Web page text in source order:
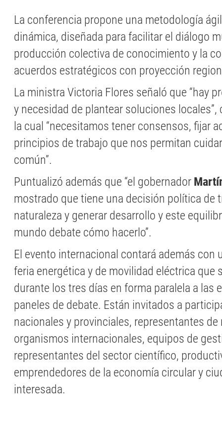
La conferencia propone una metodología
dinámica, diseñada para facilitar el diálogo
producción colectiva de conocimiento y la
acuerdos estratégicos con proyección
La ministra Victoria Flores señaló que “hay
y necesidad de plantear soluciones
la cual “necesitamos tener consensos, fijar
principios de trabajo que nos permitan
común”.
Puntualizó además que “el gobernador
mostrado que tiene una decisión política de
naturaleza y generar desarrollo y este
mundo debate cómo hacerlo”.
El evento internacional contará además con
feria energética y de movilidad eléctrica que
durante los tres días en forma paralela a las
paneles de debate. Están invitados a
nacionales y provinciales, representantes de
organismos internacionales, equipos de
representantes del sector científico,
emprendedores de la economía circular y
interesada.